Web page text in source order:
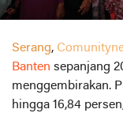
Serang,
Banten sepanjang
menggembirakan.
hingga 16,84